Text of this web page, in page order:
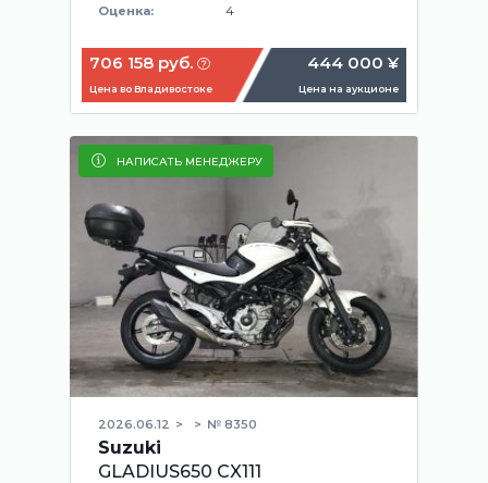
Оценка: 4
706 158 руб.
Цена во Владивостоке
444 000 ¥
Цена на аукционе
НАПИСАТЬ МЕНЕДЖЕРУ
2026.06.12 № 8350
Suzuki
GLADIUS650 CX111